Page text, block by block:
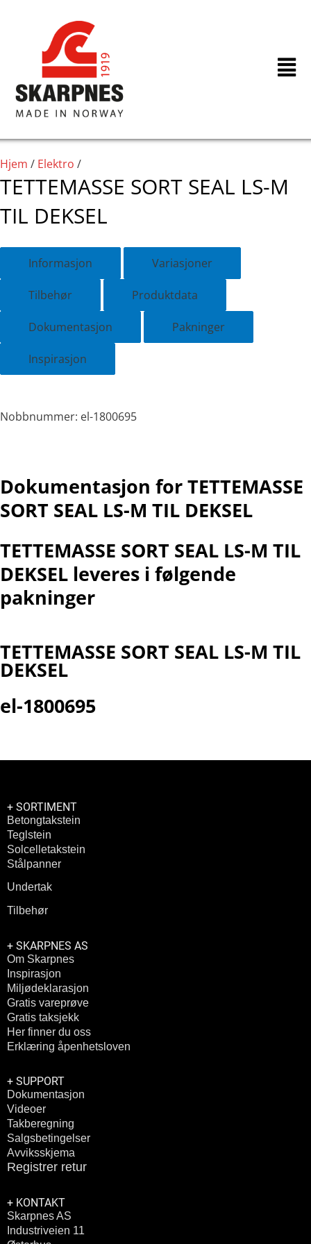
innholdet
Hjem / Elektro /
TETTEMASSE SORT SEAL LS-M
TIL DEKSEL
Informasjon
Variasjoner
Tilbehør
Produktdata
Dokumentasjon
Pakninger
Inspirasjon
Nobbnummer: el-1800695
Dokumentasjon for TETTEMASSE
SORT SEAL LS-M TIL DEKSEL
TETTEMASSE SORT SEAL LS-M TIL
DEKSEL leveres i følgende
pakninger
TETTEMASSE SORT SEAL LS-M TIL
DEKSEL
el-1800695
+ SORTIMENT
Betongtakstein
Teglstein
Solcelletakstein
Stålpanner
Undertak
Tilbehør
+ SKARPNES AS
Om Skarpnes
Inspirasjon
Miljødeklarasjon
Gratis vareprøve
Gratis taksjekk
Her finner du oss
Erklæring åpenhetsloven
+ SUPPORT
Dokumentasjon
Videoer
Takberegning
Salgsbetingelser
Avviksskjema
Registrer retur
+ KONTAKT
Skarpnes AS
Industriveien 11